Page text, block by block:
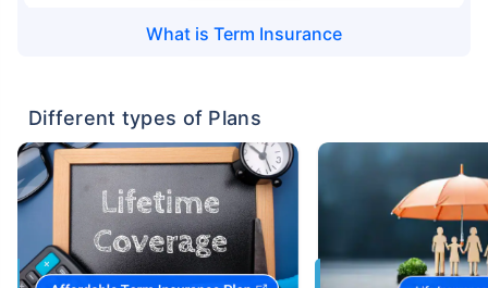
What is Term Insurance
Different types of Plans